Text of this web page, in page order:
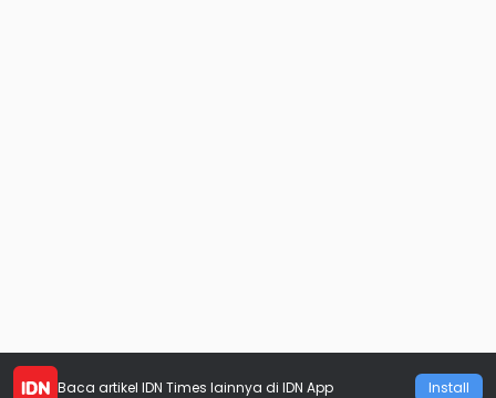
Baca artikel IDN Times lainnya di IDN App Install